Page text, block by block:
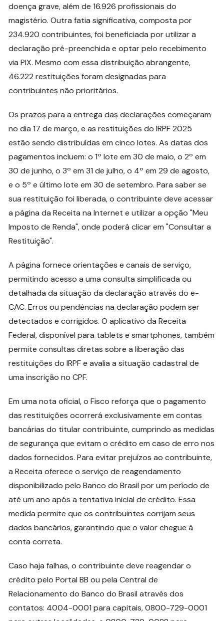
doença grave, além de 16.926 profissionais do
magistério. Outra fatia significativa, composta por
234.920 contribuintes, foi beneficiada por utilizar a
declaração pré-preenchida e optar pelo recebimento
via PIX. Mesmo com essa distribuição abrangente,
46.222 restituições foram designadas para
contribuintes não prioritários.
Os prazos para a entrega das declarações começaram
no dia 17 de março, e as restituições do IRPF 2025
estão sendo distribuídas em cinco lotes. As datas dos
pagamentos incluem: o 1º lote em 30 de maio, o 2º em
30 de junho, o 3º em 31 de julho, o 4º em 29 de agosto,
e o 5º e último lote em 30 de setembro. Para saber se
sua restituição foi liberada, o contribuinte deve acessar
a página da Receita na Internet e utilizar a opção "Meu
Imposto de Renda", onde poderá clicar em "Consultar a
Restituição".
A página fornece orientações e canais de serviço,
permitindo acesso a uma consulta simplificada ou
detalhada da situação da declaração através do e-
CAC. Erros ou pendências na declaração podem ser
detectados e corrigidos. O aplicativo da Receita
Federal, disponível para tablets e smartphones, também
permite consultas diretas sobre a liberação das
restituições do IRPF e avalia a situação cadastral de
uma inscrição no CPF.
Em uma nota oficial, o Fisco reforça que o pagamento
das restituições ocorrerá exclusivamente em contas
bancárias do titular contribuinte, cumprindo as medidas
de segurança que evitam o crédito em caso de erro nos
dados fornecidos. Para evitar prejuízos ao contribuinte,
a Receita oferece o serviço de reagendamento
disponibilizado pelo Banco do Brasil por um período de
até um ano após a tentativa inicial de crédito. Essa
medida permite que os contribuintes corrijam seus
dados bancários, garantindo que o valor chegue à
conta correta.
Caso haja falhas, o contribuinte deve reagendar o
crédito pelo Portal BB ou pela Central de
Relacionamento do Banco do Brasil através dos
contatos: 4004-0001 para capitais, 0800-729-0001